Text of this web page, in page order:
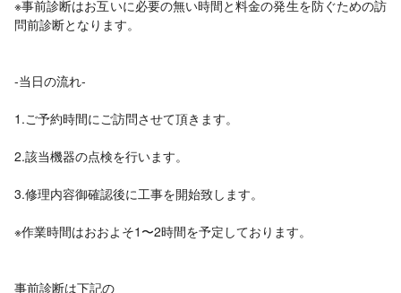
※事前診断はお互いに必要の無い時間と料金の発生を防ぐための訪
問前診断となります。
-当日の流れ-
1.ご予約時間にご訪問させて頂きます。
2.該当機器の点検を行います。
3.修理内容御確認後に工事を開始致します。
※作業時間はおおよそ1〜2時間を予定しております。
事前診断は下記の